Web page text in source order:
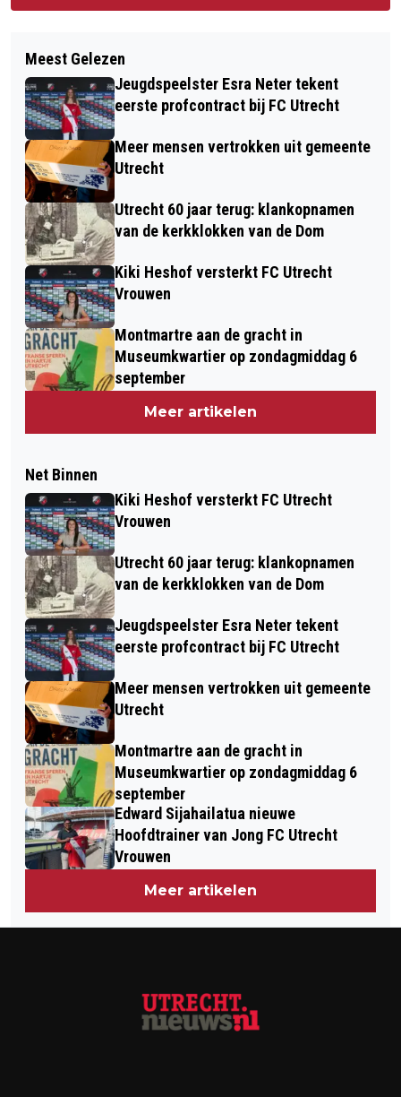
Meest Gelezen
Jeugdspeelster Esra Neter tekent
eerste profcontract bij FC Utrecht
Meer mensen vertrokken uit gemeente
Utrecht
Utrecht 60 jaar terug: klankopnamen
van de kerkklokken van de Dom
Kiki Heshof versterkt FC Utrecht
Vrouwen
Montmartre aan de gracht in
Museumkwartier op zondagmiddag 6
september
Meer artikelen
Net Binnen
Kiki Heshof versterkt FC Utrecht
Vrouwen
Utrecht 60 jaar terug: klankopnamen
van de kerkklokken van de Dom
Jeugdspeelster Esra Neter tekent
eerste profcontract bij FC Utrecht
Meer mensen vertrokken uit gemeente
Utrecht
Montmartre aan de gracht in
Museumkwartier op zondagmiddag 6
september
Edward Sijahailatua nieuwe
Hoofdtrainer van Jong FC Utrecht
Vrouwen
Meer artikelen